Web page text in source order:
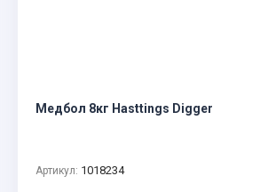
Медбол 8кг Hasttings Digger
Артикул: 1018234